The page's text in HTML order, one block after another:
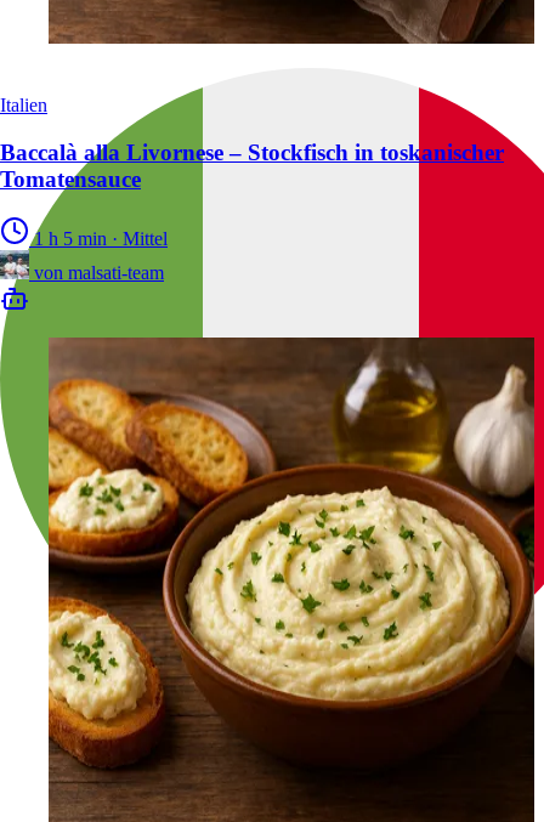
Italien
Baccalà alla Livornese – Stockfisch in toskanischer
Tomatensauce
1 h 5 min · Mittel
von malsati-team